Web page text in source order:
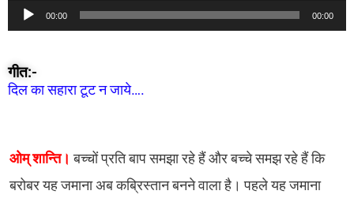
Audio
Player
00:00 00:00
गीत:-
दिल का सहारा टूट न जाये….
ओम् शान्ति। बच्चों प्रति बाप समझा रहे हैं और बच्चे समझ रहे हैं कि
बरोबर यह जमाना अब कब्रिस्तान बनने वाला है। पहले यह जमाना